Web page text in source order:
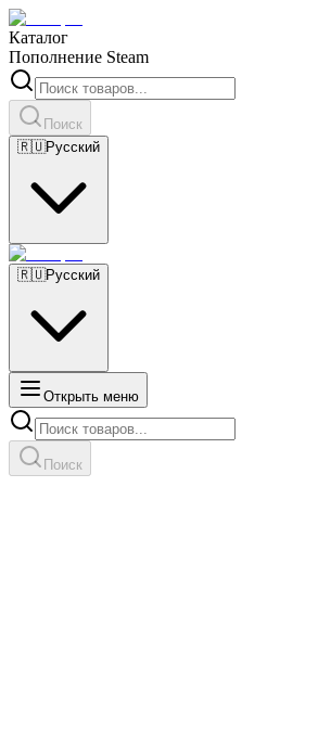
Каталог
Пополнение Steam
Поиск
🇷🇺Русский
🇷🇺Русский
Открыть меню
Поиск